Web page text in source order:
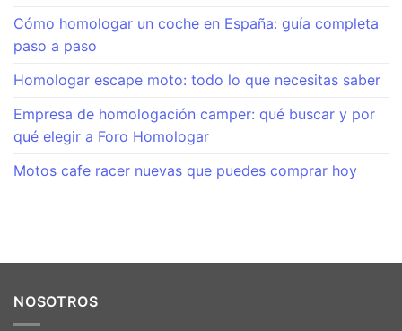
Cómo homologar un coche en España: guía completa
paso a paso
Homologar escape moto: todo lo que necesitas saber
Empresa de homologación camper: qué buscar y por
qué elegir a Foro Homologar
Motos cafe racer nuevas que puedes comprar hoy
NOSOTROS